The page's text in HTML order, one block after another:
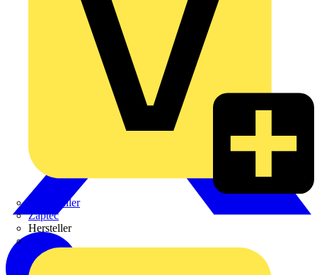
Weidmüller
Zaptec
Hersteller